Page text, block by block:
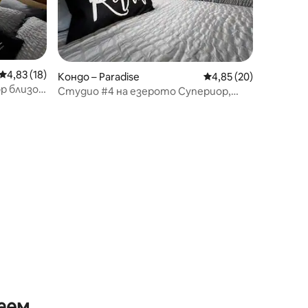
оценка: 4,83 от 5, 18 отзива
4,83 (18)
близо
Кондо – Paradise Средна оценка:
4,85 (20)
Студио #4 на езерото Супериор,